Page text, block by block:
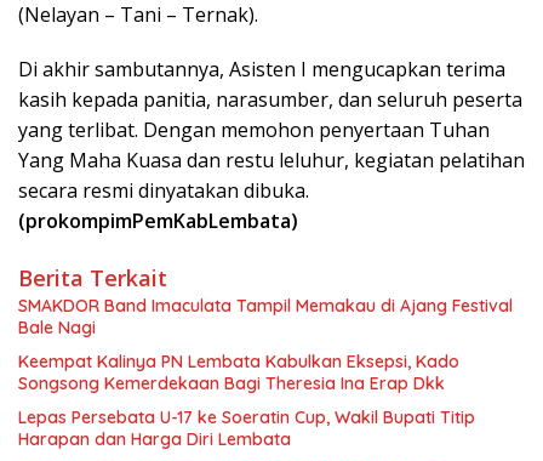
(Nelayan – Tani – Ternak).
Di akhir sambutannya, Asisten I mengucapkan terima
kasih kepada panitia, narasumber, dan seluruh peserta
yang terlibat. Dengan memohon penyertaan Tuhan
Yang Maha Kuasa dan restu leluhur, kegiatan pelatihan
secara resmi dinyatakan dibuka.
(prokompimPemKabLembata)
Berita Terkait
SMAKDOR Band Imaculata Tampil Memakau di Ajang Festival
Bale Nagi
Keempat Kalinya PN Lembata Kabulkan Eksepsi, Kado
Songsong Kemerdekaan Bagi Theresia Ina Erap Dkk
Lepas Persebata U-17 ke Soeratin Cup, Wakil Bupati Titip
Harapan dan Harga Diri Lembata